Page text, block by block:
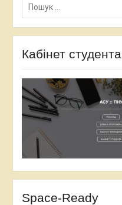
Кабінет студента
Space-Ready